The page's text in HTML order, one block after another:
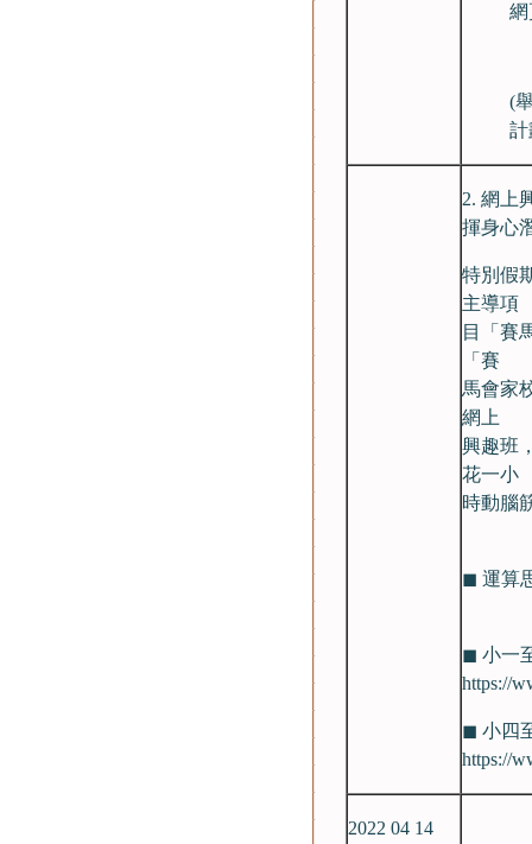
(
計
2. 網上
揮身心
特別假
主導項
目「賽
「賽
馬會家
網上
興趣班
花一小
時動腦
◼ 運算
◼ 小一
https://
◼ 小四
https://
2022 04 14